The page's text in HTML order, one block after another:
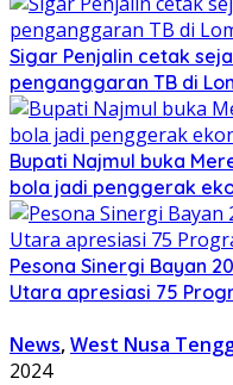
Sigar Penjalin cetak
penganggaran TB di
Bupati Najmul buka
bola jadi penggerak
Pesona Sinergi Bayan
Utara apresiasi 75
News,West Nusa
2024